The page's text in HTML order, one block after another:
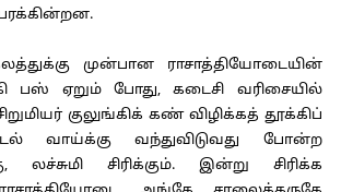
முன்பான ராசாத்தியோடையின்
பஸ் ஏறும் போது, கடைசி வரிசையில்
குலுங்கிக் கண் விழிக்கத் தூக்கிப்
வாய்க்கு வந்துவிடுவது போன்ற
லச்சுமி சிரிக்கும். இன்று சிரிக்க